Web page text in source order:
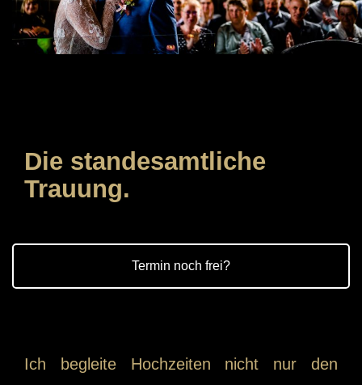
Die standesamtliche
Trauung.
Termin noch frei?
Ich begleite Hochzeiten nicht nur den